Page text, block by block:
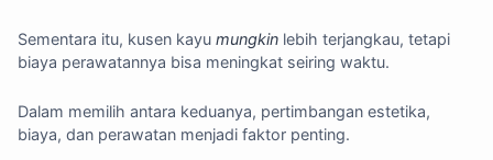
Sementara itu, kusen kayu mungkin lebih terjangkau, tetapi
biaya perawatannya bisa meningkat seiring waktu.
Dalam memilih antara keduanya, pertimbangan estetika,
biaya, dan perawatan menjadi faktor penting.